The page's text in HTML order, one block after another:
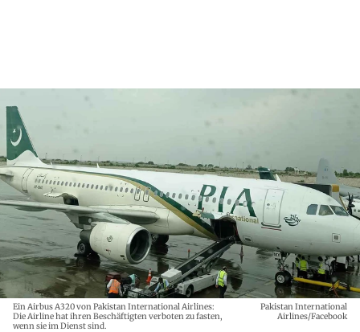
Ein Airbus A320 von Pakistan International Airlines:
Die Airline hat ihren Beschäftigten verboten zu fasten,
wenn sie im Dienst sind.
Pakistan International
Airlines/Facebook